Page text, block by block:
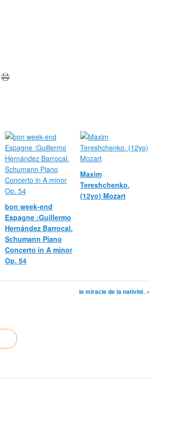
bon week-end
Espagne :Guillermo
Hernández Barrocal.
Schumann Piano
Concerto in A minor
Op. 54
Maxim
Tereshchenko.
(12yo) Mozart
le miracle de la nativité. »